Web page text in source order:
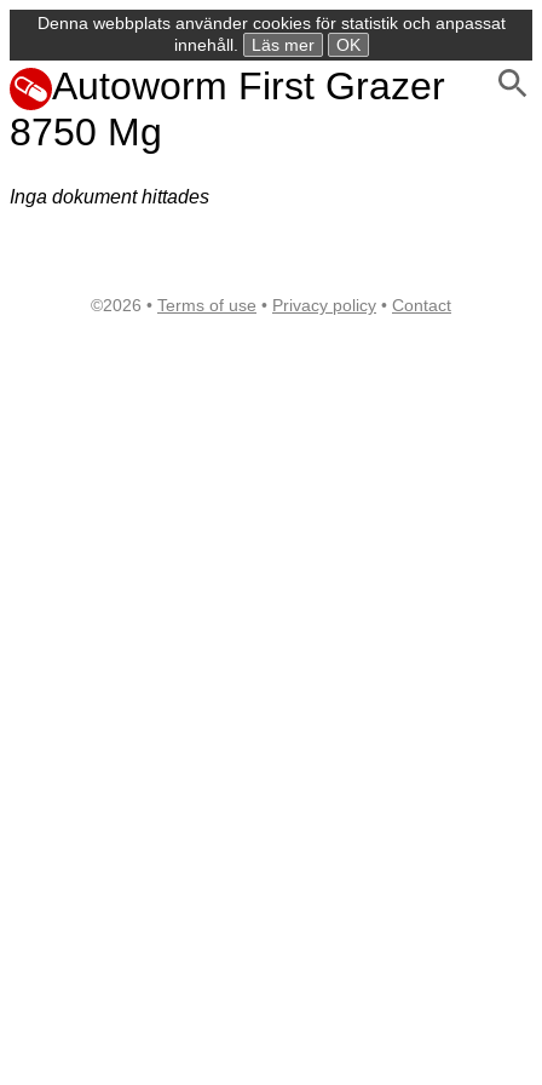
Denna webbplats använder cookies för statistik och anpassat
innehåll.
Läs mer OK
Autoworm First Grazer
8750 Mg
Inga dokument hittades
©2026 • Terms of use • Privacy policy • Contact